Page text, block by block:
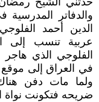
والدفاتر
الدين أحمد
عربية تنسب إلى
الفلوجي الذي
في العراق إلى
ولما مات دفن
ضريحه فتكونت نواة